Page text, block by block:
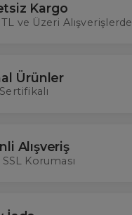
Kargo
ve Üzeri Alışverişlerde
Ürünler
Alışveriş
Koruması